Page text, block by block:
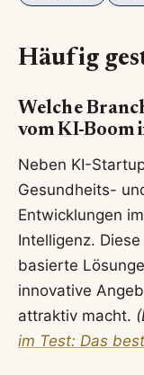
Häufig
Welche
vom KI-Boom
Neben KI-
Gesundheits-
Entwicklungen
Intelligenz.
basierte
innovative
attraktiv macht.
im Test: Das